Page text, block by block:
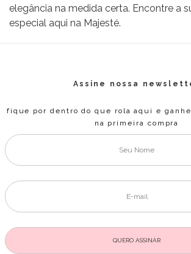
elegância na medida certa. Encontre a
especial aqui na Majesté.
Assine nossa
fique por dentro do que rola aqui e ganhe
na primeira compra